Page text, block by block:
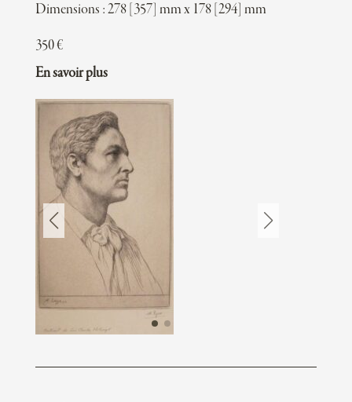
Dimensions : 278 [357] mm x 178 [294] mm
350€
En savoir plus